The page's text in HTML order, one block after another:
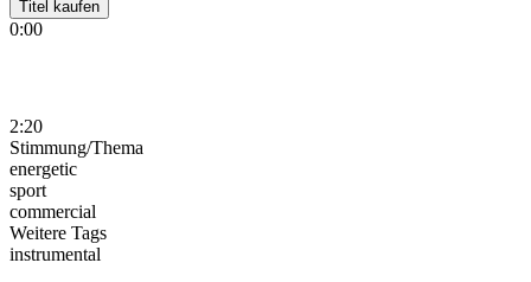
Titel kaufen
0:00
2:20
Stimmung/Thema
energetic
sport
commercial
Weitere Tags
instrumental